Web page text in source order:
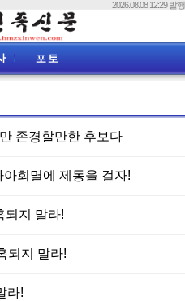
2026.08.08 12:29 발행
존경할만한 후보다
회멸에 제동을 걸자!
되지 말라!
되지 말라!
라!